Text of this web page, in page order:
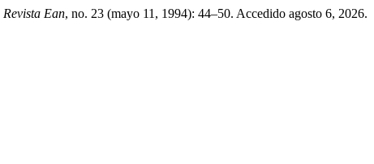
Revista Ean, no. 23 (mayo 11, 1994): 44–50. Accedido agosto 6, 2026.